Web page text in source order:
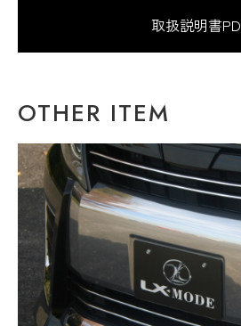
取扱説明書
OTHER ITEM